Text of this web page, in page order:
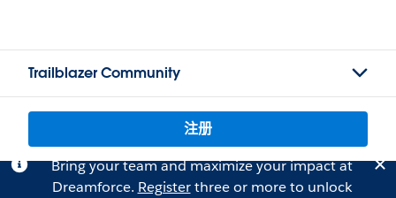
Trailblazer Community
注册
Bring your team and maximize your impact at
Dreamforce. Registerthree or more to unlock